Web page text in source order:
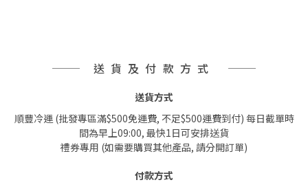
送貨及付款方式
送貨方式
順豐冷運 (批發專區滿$500免運費, 不足$500運費到付) 每日截單時
間為早上09:00, 最快1日可安排送貨
禮券專用 (如需要購買其他產品, 請分開訂單)
付款方式